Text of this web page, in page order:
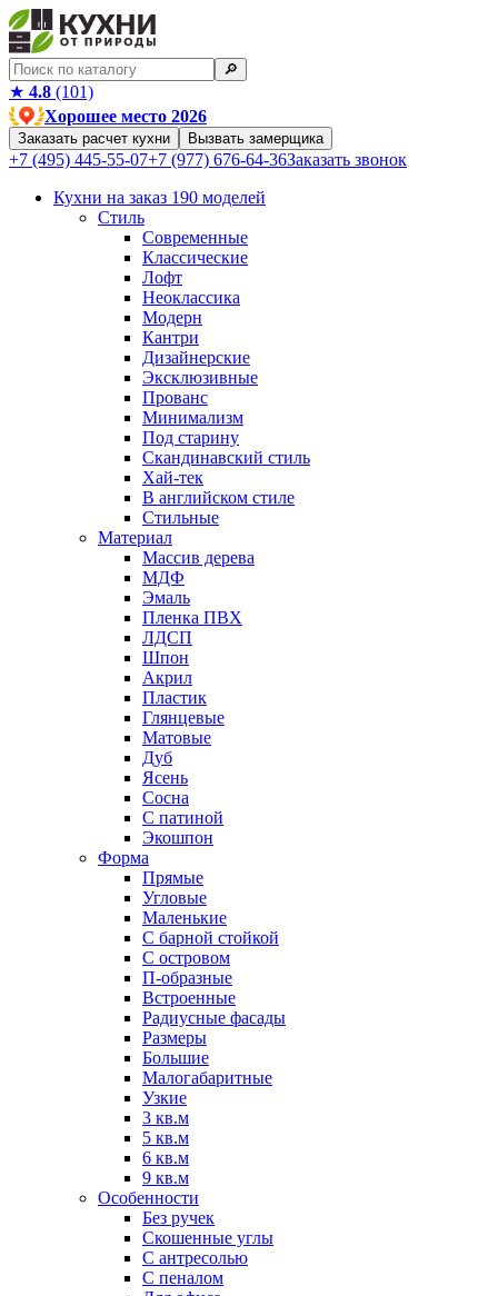
🔎︎
★ 4.8 (101)
Хорошее место 2026
Заказать расчет кухни Вызвать замерщика
+7 (495) 445-55-07+7 (977) 676-64-36Заказать звонок
Кухни на заказ 190 моделей
Стиль
Современные
Классические
Лофт
Неоклассика
Модерн
Кантри
Дизайнерские
Эксклюзивные
Прованс
Минимализм
Под старину
Скандинавский стиль
Хай-тек
В английском стиле
Стильные
Материал
Массив дерева
МДФ
Эмаль
Пленка ПВХ
ЛДСП
Шпон
Акрил
Пластик
Глянцевые
Матовые
Дуб
Ясень
Сосна
С патиной
Экошпон
Форма
Прямые
Угловые
Маленькие
С барной стойкой
С островом
П-образные
Встроенные
Радиусные фасады
Размеры
Большие
Малогабаритные
Узкие
3 кв.м
5 кв.м
6 кв.м
9 кв.м
Особенности
Без ручек
Скошенные углы
С антресолью
С пеналом